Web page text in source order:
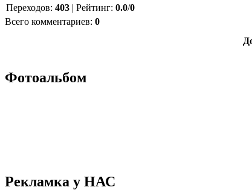
Переходов: 403 | Рейтинг: 0.0/0
Всего комментариев: 0
Фотоальбом
Рекламка у НАС